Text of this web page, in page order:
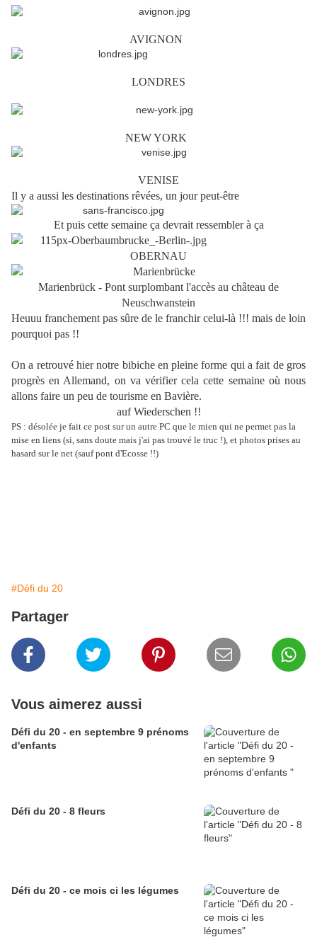
AVIGNON
LONDRES
NEW YORK
VENISE
Il y a aussi les destinations rêvées, un jour peut-être
Et puis cette semaine ça devrait ressembler à ça
OBERNAU
Marienbrück - Pont surplombant l'accès au château de
Neuschwanstein
Heuuu franchement pas sûre de le franchir celui-là !!! mais de loin
pourquoi pas !!
On a retrouvé hier notre bibiche en pleine forme qui a fait de gros
progrès en Allemand, on va vérifier cela cette semaine où nous
allons faire un peu de tourisme en Bavière.
auf Wiederschen !!
PS : désolée je fait ce post sur un autre PC que le mien qui ne permet pas la
mise en liens (si, sans doute mais j'ai pas trouvé le truc !), et photos prises au
hasard sur le net (sauf pont d'Ecosse !!)
#Défi du 20
Partager
Vous aimerez aussi
Défi du 20 - en septembre 9 prénoms
d'enfants
Défi du 20 - 8 fleurs
Défi du 20 - ce mois ci les légumes